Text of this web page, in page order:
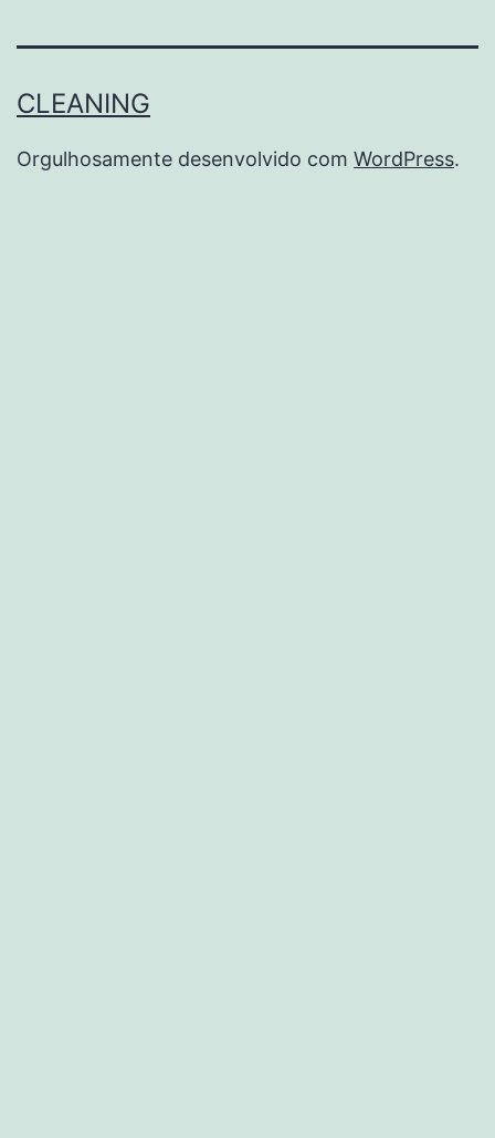
CLEANING
Orgulhosamente desenvolvido com WordPress.